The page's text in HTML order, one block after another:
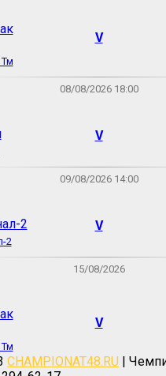
V
08/08/2026 18:00
V
09/08/2026 14:00
2
V
15/08/2026
V
CHAMPIONAT48.RU |